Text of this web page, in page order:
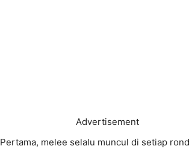
Advertisement
Pertama, melee selalu muncul di setiap